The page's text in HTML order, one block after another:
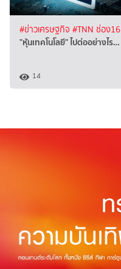
#ข่าวเศรษฐกิจ #TNN ช่อง16
"หุ้นเทคโนโลยี" ไปต่ออย่างไร…
14